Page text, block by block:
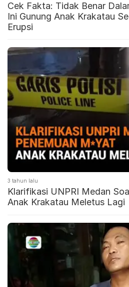
Cek Fakta: Tidak Benar
Ini Gunung Anak Krakatau
Erupsi
3 tahun lalu
Klarifikasi UNPRI Medan
Anak Krakatau Meletus Lagi